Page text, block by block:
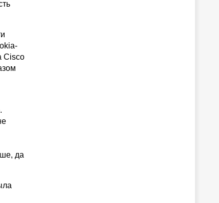
Cisco
да